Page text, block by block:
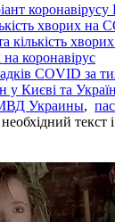
коронавірусу
хворих на
хворих
на коронавірус
COVID за
у Києві та
Украины,